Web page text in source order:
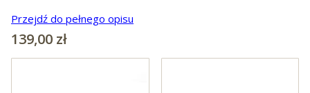
Przejdź do pełnego opisu
Cena
139,00 zł